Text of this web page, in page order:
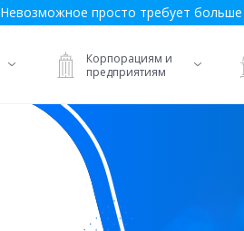
Невозможное просто требует
Корпорациям и
предприятиям